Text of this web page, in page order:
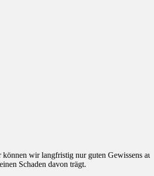
wir langfristig nur guten Gewissens
Schaden davon trägt.